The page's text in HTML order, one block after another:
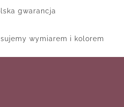
gwarancja
wymiarem i kolorem